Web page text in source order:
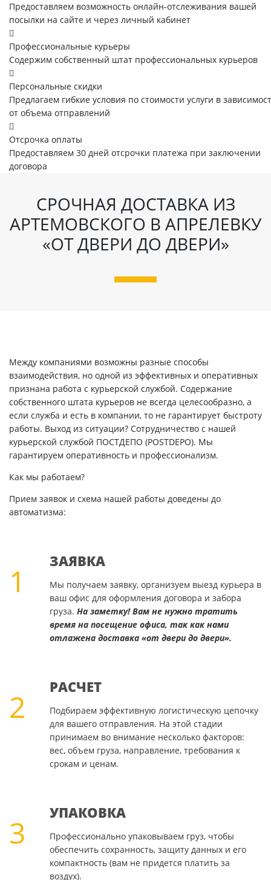
Предоставляем возможность онлайн-отслеживания вашей
посылки на сайте и через личный кабинет
Профессиональные курьеры
Содержим собственный штат профессиональных курьеров
Персональные скидки
Предлагаем гибкие условия по стоимости услуги в
от объема отправлений
Отсрочка оплаты
Предоставляем 30 дней отсрочки платежа при заключении
договора
СРОЧНАЯ ДОСТАВКА ИЗ
АРТЕМОВСКОГО В АПРЕЛЕВКУ
«ОТ ДВЕРИ ДО ДВЕРИ»
Между компаниями возможны разные способы
взаимодействия, но одной из эффективных и оперативных
признана работа с курьерской службой. Содержание
собственного штата курьеров не всегда целесообразно, а
если служба и есть в компании, то не гарантирует быстроту
работы. Выход из ситуации? Сотрудничество с нашей
курьерской службой ПОСТДЕПО (POSTDEPO). Мы
гарантируем оперативность и профессионализм.
Как мы работаем?
Прием заявок и схема нашей работы доведены до
автоматизма:
1
ЗАЯВКА
Мы получаем заявку, организуем выезд курьера в
ваш офис для оформления договора и забора
груза. На заметку! Вам не нужно тратить
время на посещение офиса, так как нами
отлажена доставка «от двери до двери».
2
РАСЧЕТ
Подбираем эффективную логистическую цепочку
для вашего отправления. На этой стадии
принимаем во внимание несколько факторов:
вес, объем груза, направление, требования к
срокам и ценам.
3
УПАКОВКА
Профессионально упаковываем груз, чтобы
обеспечить сохранность, защиту данных и его
компактность (вам не придется платить за
воздух).